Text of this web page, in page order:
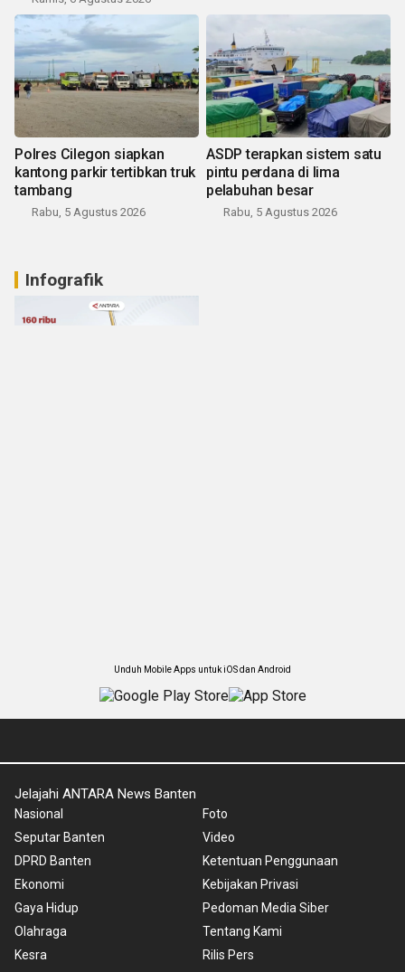
Polres Cilegon siapkan
kantong parkir tertibkan truk
tambang
Rabu, 5 Agustus 2026
ASDP terapkan sistem satu
pintu perdana di lima
pelabuhan besar
Rabu, 5 Agustus 2026
Infografik
Unduh Mobile Apps untuk iOS dan Android
Jelajahi ANTARA News Banten
Nasional
Seputar Banten
DPRD Banten
Ekonomi
Gaya Hidup
Olahraga
Kesra
Foto
Video
Ketentuan Penggunaan
Kebijakan Privasi
Pedoman Media Siber
Tentang Kami
Rilis Pers